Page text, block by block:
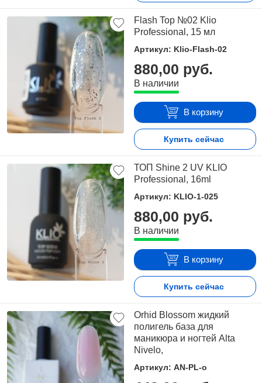
Flash Top №02 Klio
Professional, 15 мл
Артикул: Klio-Flash-02
880,00 руб.
В наличии
В корзину
Купить сейчас
ТОП Shine 2 UV KLIO
Professional, 16ml
Артикул: KLIO-1-025
880,00 руб.
В наличии
В корзину
Купить сейчас
Orhid Blossom жидкий
полигель база для
маникюра и ногтей Alta
Nivelo,
Артикул: AN-PL-o